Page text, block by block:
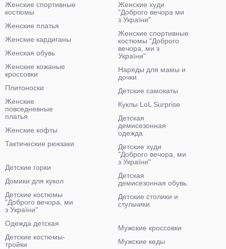
Женские спортивные
костюмы
Женские платья
Женские кардиганы
Женская обувь
Женские кожаные
кроссовки
Плитоноски
Женские
повседневные
платья
Женские кофты
Тактические рюкзаки
Женские худи
"Доброго вечора ми
з України"
Женские спортивные
костюмы "Доброго
вечора, ми з
України"
Наряды для мамы и
дочки
Детские самокаты
Куклы LoL Surprise
Детская
демисезонная
одежда
Детские худи
"Доброго вечора, ми
з України"
Детская
демисезонная обувь
Детские столики и
стульчики
Детские горки
Домики для кукол
Детские костюмы
"Доброго вечора, ми
з України"
Одежда детская
Детские костюмы-
тройки
Мужские кроссовки
Мужские кеды